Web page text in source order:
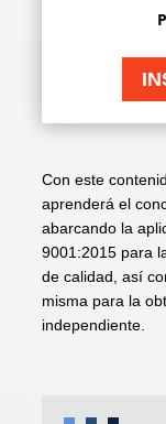
Con este
aprenderá el
abarcando la
9001:2015 para
de calidad, así
misma para la
independiente.